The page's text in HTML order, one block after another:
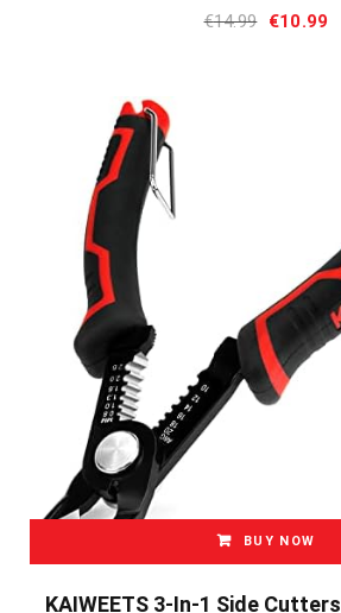
€14.99 €10.99
BUY NOW
KAIWEETS 3-In-1 Side